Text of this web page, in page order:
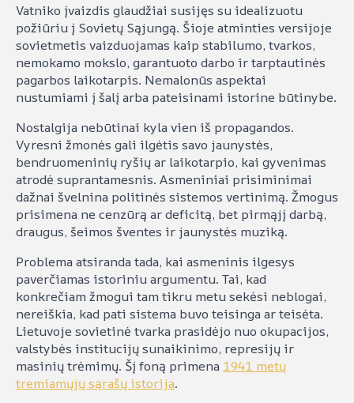
Vatniko įvaizdis glaudžiai susijęs su idealizuotu
požiūriu į Sovietų Sąjungą. Šioje atminties versijoje
sovietmetis vaizduojamas kaip stabilumo, tvarkos,
nemokamo mokslo, garantuoto darbo ir tarptautinės
pagarbos laikotarpis. Nemalonūs aspektai
nustumiami į šalį arba pateisinami istorine būtinybe.
Nostalgija nebūtinai kyla vien iš propagandos.
Vyresni žmonės gali ilgėtis savo jaunystės,
bendruomeninių ryšių ar laikotarpio, kai gyvenimas
atrodė suprantamesnis. Asmeniniai prisiminimai
dažnai švelnina politinės sistemos vertinimą. Žmogus
prisimena ne cenzūrą ar deficitą, bet pirmąjį darbą,
draugus, šeimos šventes ir jaunystės muziką.
Problema atsiranda tada, kai asmeninis ilgesys
paverčiamas istoriniu argumentu. Tai, kad
konkrečiam žmogui tam tikru metu sekėsi neblogai,
nereiškia, kad pati sistema buvo teisinga ar teisėta.
Lietuvoje sovietinė tvarka prasidėjo nuo okupacijos,
valstybės institucijų sunaikinimo, represijų ir
masinių trėmimų. Šį foną primena 1941 metų
tremiamųjų sąrašų istorija.